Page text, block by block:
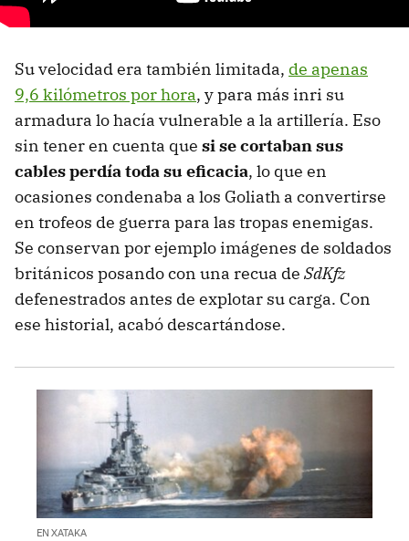
Su velocidad era también limitada, de apenas
9,6 kilómetros por hora, y para más inri su
armadura lo hacía vulnerable a la artillería. Eso
sin tener en cuenta que si se cortaban sus
cables perdía toda su eficacia, lo que en
ocasiones condenaba a los Goliath a convertirse
en trofeos de guerra para las tropas enemigas.
Se conservan por ejemplo imágenes de soldados
británicos posando con una recua de SdKfz
defenestrados antes de explotar su carga. Con
ese historial, acabó descartándose.
EN XATAKA